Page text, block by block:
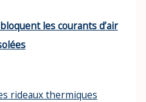
les courants d’air